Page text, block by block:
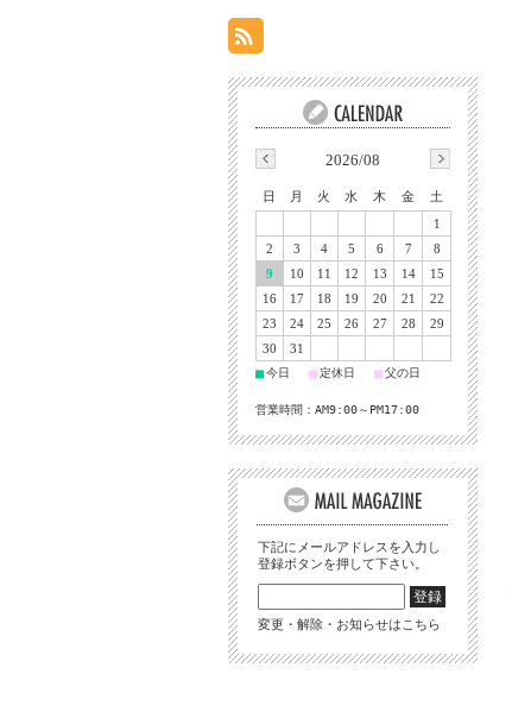
2026/08
日 月 火 水 木 金
土
1
2
3 4 5 6 7
8
9
10 11 12 13 14
15
16
17 18 19 20 21
22
23
24 25 26 27 28
29
30
31
■今日 ■定休日 ■父の日
営業時間：AM9:00～PM17:00
下記にメールアドレスを入力し
登録ボタンを押して下さい。
変更・解除・お知らせはこちら